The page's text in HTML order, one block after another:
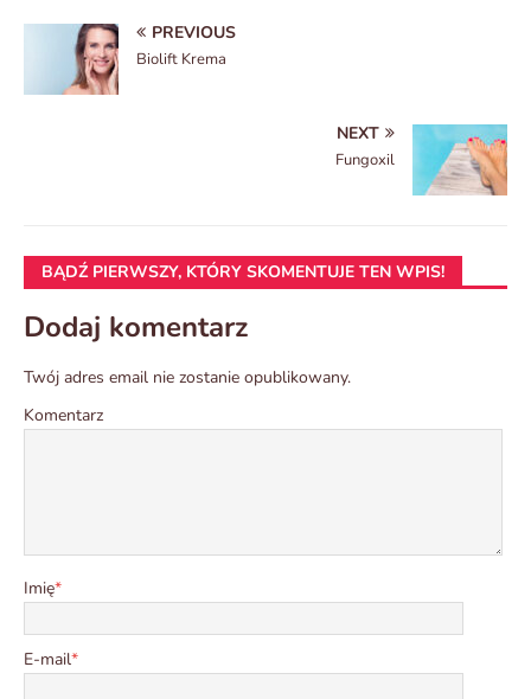
PREVIOUS
Biolift Krema
NEXT
Fungoxil
BĄDŹ PIERWSZY, KTÓRY SKOMENTUJE TEN WPIS!
Dodaj komentarz
Twój adres email nie zostanie opublikowany.
Komentarz
Imię*
E-mail*